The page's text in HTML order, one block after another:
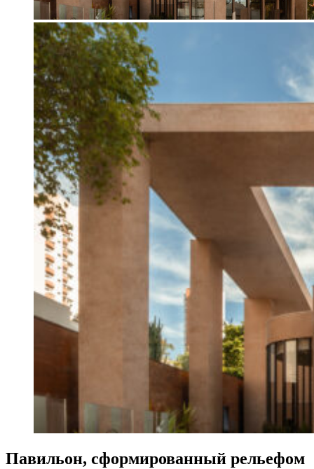
Павильон, сформированный рельефом